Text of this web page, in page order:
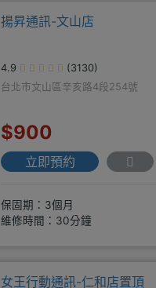
揚昇通訊-文山店
4.9
(3130)
台北市文山區辛亥路4段254號
$900
立即預約
保固期：3個月
維修時間：30分鐘
女王行動通訊-仁和店置頂